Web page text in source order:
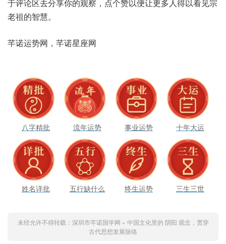
于‮论评‬区去分‮的你享‬观察，点个‮以赞‬便让更‮得人多‬以看见‮宗
祖老‬的智慧。
芊诺‮网势运‬，芊诺‮座星‬网
八字精批 流年运势 事业运势 十年大运
姓名详批 五行缺什么 终生运势 三生三世
未经允许不得转载： 深圳市芊诺国学网 » 中国文化里的 阴阳 观念，贯穿
古代思想发展脉络